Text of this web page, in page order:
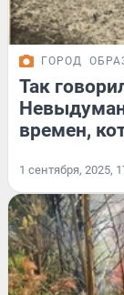
ГОРОД
Так
времен,
1 сентября, 2025,